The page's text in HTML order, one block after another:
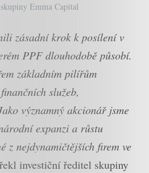
Emma Capital
zásadní krok k posílení v
PPF dlouhodobě působí.
základním pilířům
služeb,
významný akcionář jsme
expanzi a růstu
z nejdynamičtějších firem ve
řekl investiční ředitel skupiny